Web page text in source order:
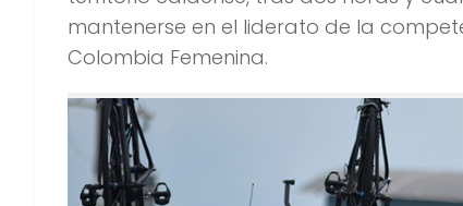
mantenerse en el liderato de la
Colombia Femenina.